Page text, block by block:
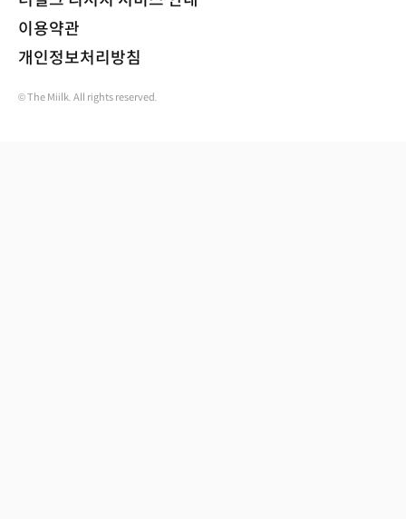
이용약관
개인정보처리방침
© The Miilk. All rights reserved.